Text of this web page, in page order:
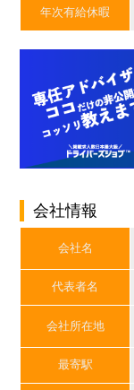
年次有給休暇
会社情報
会社名
代表者名
会社所在地
最寄駅